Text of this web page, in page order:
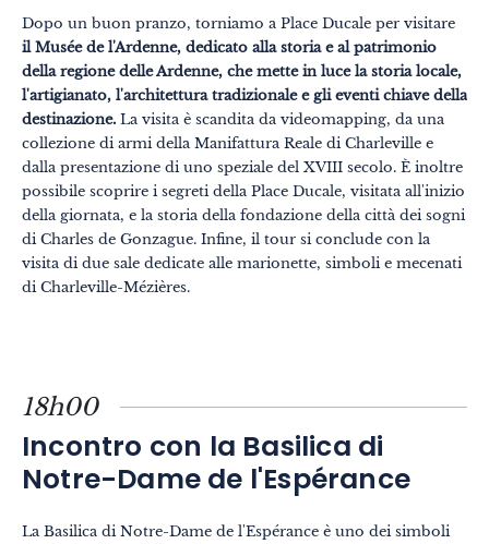
Dopo un buon pranzo, torniamo a Place Ducale per visitare
il Musée de l'Ardenne, dedicato alla storia e al patrimonio
della regione delle Ardenne, che mette in luce la storia locale,
l'artigianato, l'architettura tradizionale e gli eventi chiave della
destinazione. La visita è scandita da videomapping, da una
collezione di armi della Manifattura Reale di Charleville e
dalla presentazione di uno speziale del XVIII secolo. È inoltre
possibile scoprire i segreti della Place Ducale, visitata all'inizio
della giornata, e la storia della fondazione della città dei sogni
di Charles de Gonzague. Infine, il tour si conclude con la
visita di due sale dedicate alle marionette, simboli e mecenati
di Charleville-Mézières.
18h00
Incontro con la Basilica di
Notre-Dame de l'Espérance
La Basilica di Notre-Dame de l'Espérance è uno dei simboli